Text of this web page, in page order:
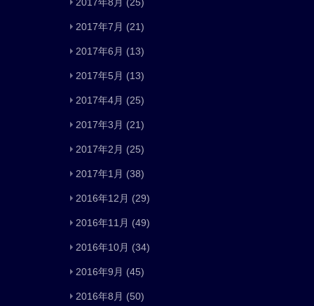
2017年7月 (21)
2017年6月 (13)
2017年5月 (13)
2017年4月 (25)
2017年3月 (21)
2017年2月 (25)
2017年1月 (38)
2016年12月 (29)
2016年11月 (49)
2016年10月 (34)
2016年9月 (45)
2016年8月 (50)